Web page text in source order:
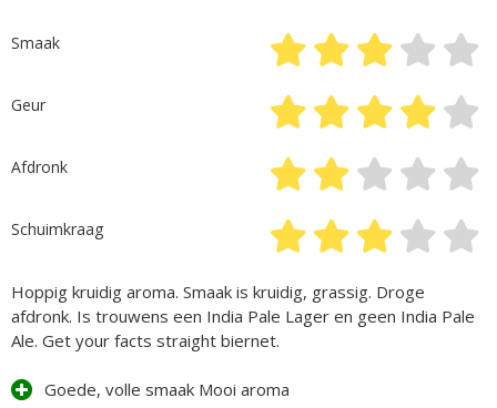
Smaak
Geur
Afdronk
Schuimkraag
Hoppig kruidig aroma. Smaak is kruidig, grassig. Droge
afdronk. Is trouwens een India Pale Lager en geen India Pale
Ale. Get your facts straight biernet.
Goede, volle smaak Mooi aroma